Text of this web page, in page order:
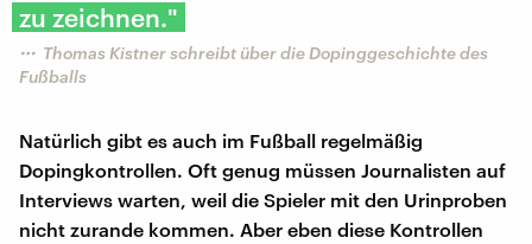
zu zeichnen."
Thomas Kistner schreibt über die Dopinggeschichte des
Fußballs
Natürlich gibt es auch im Fußball regelmäßig
Dopingkontrollen. Oft genug müssen Journalisten auf
Interviews warten, weil die Spieler mit den Urinproben
nicht zurande kommen. Aber eben diese Kontrollen